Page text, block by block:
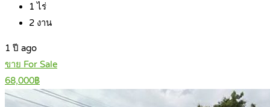
1 ไร่
2 งาน
1 ปี ago
ขาย For Sale
68,000฿